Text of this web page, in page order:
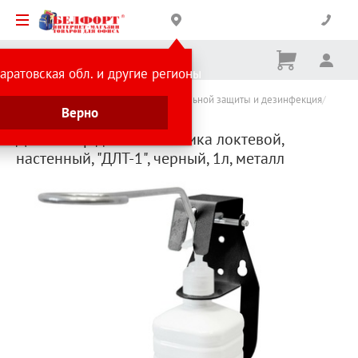
обл. и другие регионы
Верно
Корзина
Ничего
Каталог товаров Средства индивидуальной защиты и дезинфекция
Диспенсеры для антисептиков
Диспенсер для антисептика локтевой,
настенный, "ДЛТ-1", черный, 1л, металл